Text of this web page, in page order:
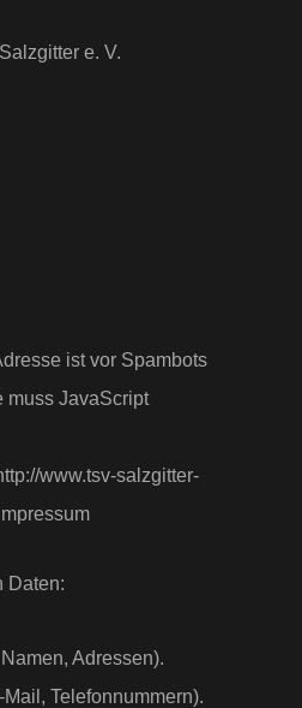
e. V.
ist vor Spambots
muss JavaScript
www.tsv-salzgitter-
Daten:
Adressen).
Telefonnummern).